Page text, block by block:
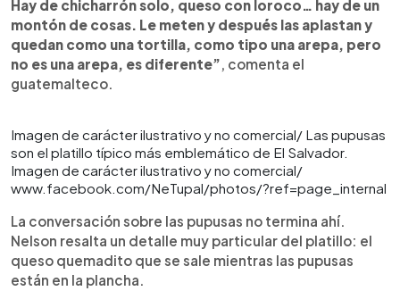
Hay de chicharrón solo, queso con loroco… hay de un
montón de cosas. Le meten y después las aplastan y
quedan como una tortilla, como tipo una arepa, pero
no es una arepa, es diferente”, comenta el
guatemalteco.
Imagen de carácter ilustrativo y no comercial/ Las pupusas
son el platillo típico más emblemático de El Salvador.
Imagen de carácter ilustrativo y no comercial/
www.facebook.com/NeTupal/photos/?ref=page_internal
La conversación sobre las pupusas no termina ahí.
Nelson resalta un detalle muy particular del platillo: el
queso quemadito que se sale mientras las pupusas
están en la plancha.